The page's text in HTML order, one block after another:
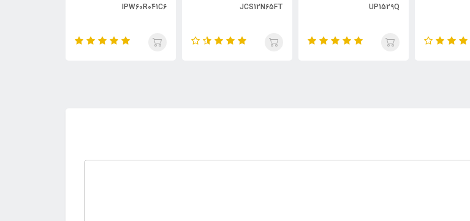
UP1529Q
JCS12N65FT
IPW60R041C6